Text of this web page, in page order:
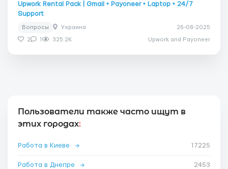
Upwork Rental Pack | Gmail • Payoneer • Laptop • 24/7
Support
Вопросы Украина 26-08-2025
2 1 325.2K Upwork and Payoneer
Пользователи также часто ищут в
этих городах:
Работа в Киеве → 17225
Работа в Днепре → 2453